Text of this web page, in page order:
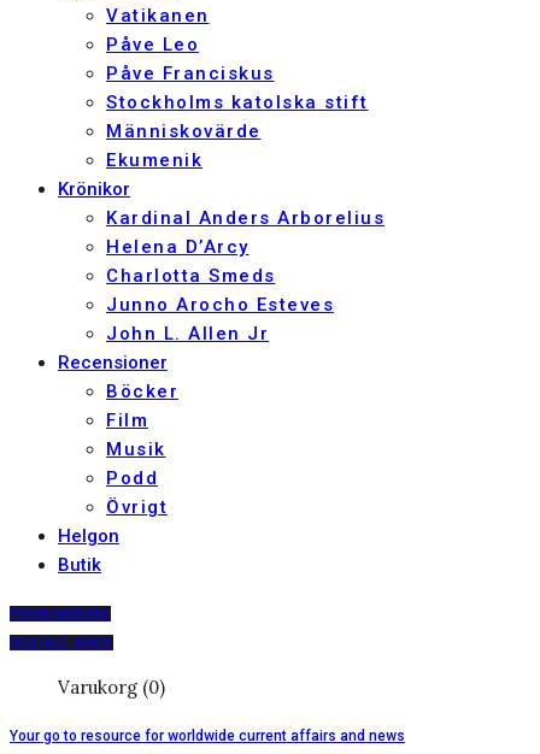
Vatikanen
Påve Leo
Påve Franciskus
Stockholms katolska stift
Människovärde
Ekumenik
Krönikor
Kardinal Anders Arborelius
Helena D’Arcy
Charlotta Smeds
Junno Arocho Esteves
John L. Allen Jr
Recensioner
Böcker
Film
Musik
Podd
Övrigt
Helgon
Butik
PRENUMERERA
DIGITALT ARKIV
Varukorg (0)
Your go to resource for worldwide current affairs and news